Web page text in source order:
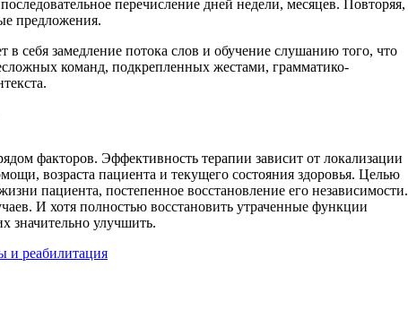
перечисление дней недели, месяцев. Повторяя,
предложения.
себя замедление потока слов и обучение слушанию того, что
команд, подкрепленных жестами, грамматико-
факторов. Эффективность терапии зависит от локализации
возраста пациента и текущего состояния здоровья. Целью
пациента, постепенное восстановление его независимости.
И хотя полностью восстановить утраченные функции
значительно улучшить.
реабилитация